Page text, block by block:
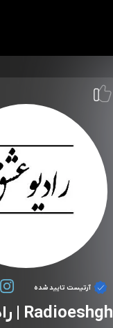
آرتیست تایید شده
Radioeshgh | رادیو عشق